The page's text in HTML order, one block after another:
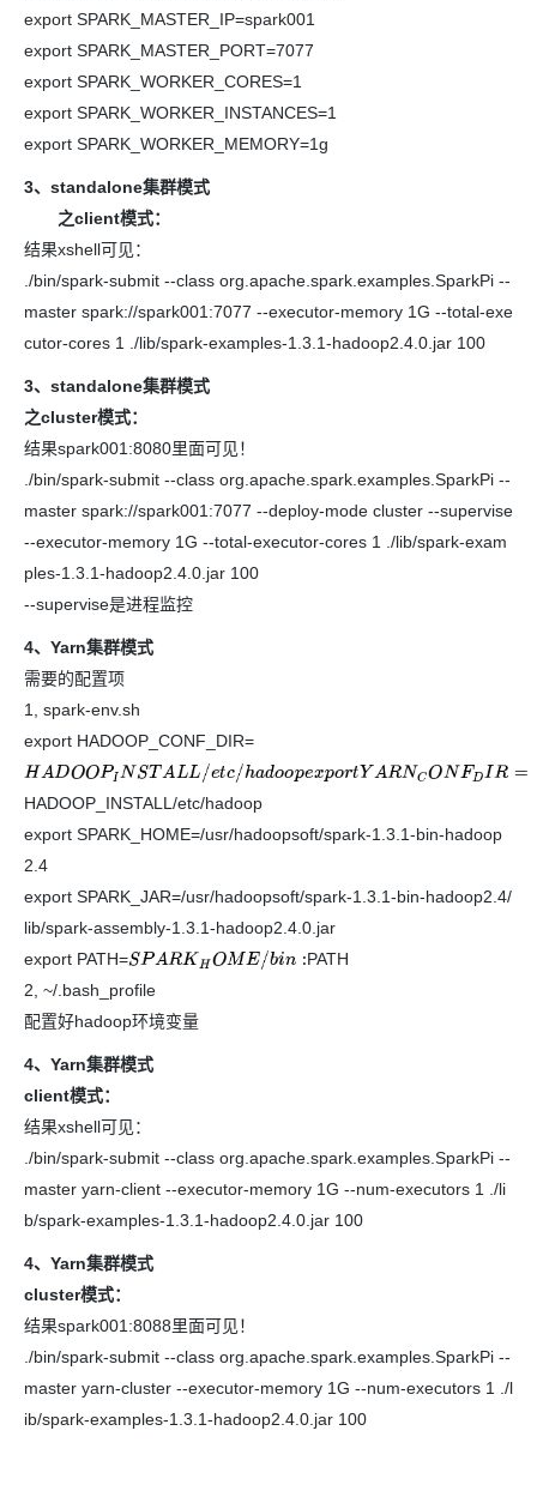
export SPARK_MASTER_IP=spark001
export SPARK_MASTER_PORT=7077
export SPARK_WORKER_CORES=1
export SPARK_WORKER_INSTANCES=1
export SPARK_WORKER_MEMORY=1g
3、standalone集群模式
之client模式：
结果xshell可见：
./bin/spark-submit --class org.apache.spark.examples.SparkPi --
master spark://spark001:7077 --executor-memory 1G --total-exe
cutor-cores 1 ./lib/spark-examples-1.3.1-hadoop2.4.0.jar 100
3、standalone集群模式
之cluster模式：
结果spark001:8080里面可见！
./bin/spark-submit --class org.apache.spark.examples.SparkPi --
master spark://spark001:7077 --deploy-mode cluster --supervise
--executor-memory 1G --total-executor-cores 1 ./lib/spark-exam
ples-1.3.1-hadoop2.4.0.jar 100
--supervise是进程监控
4、Yarn集群模式
需要的配置项
1, spark-env.sh
export HADOOP_CONF_DIR=
HADOOPINSTALL/etc/hadoopexportYARNCONFDIR=
HADOOP_INSTALL/etc/hadoop
export SPARK_HOME=/usr/hadoopsoft/spark-1.3.1-bin-hadoop
2.4
export SPARK_JAR=/usr/hadoopsoft/spark-1.3.1-bin-hadoop2.4/
lib/spark-assembly-1.3.1-hadoop2.4.0.jar
export PATH=SPARKHOME/bin:
PATH
2, ~/.bash_profile
配置好hadoop环境变量
4、Yarn集群模式
client模式：
结果xshell可见：
./bin/spark-submit --class org.apache.spark.examples.SparkPi --
master yarn-client --executor-memory 1G --num-executors 1 ./li
b/spark-examples-1.3.1-hadoop2.4.0.jar 100
4、Yarn集群模式
cluster模式：
结果spark001:8088里面可见！
./bin/spark-submit --class org.apache.spark.examples.SparkPi --
master yarn-cluster --executor-memory 1G --num-executors 1 ./l
ib/spark-examples-1.3.1-hadoop2.4.0.jar 100